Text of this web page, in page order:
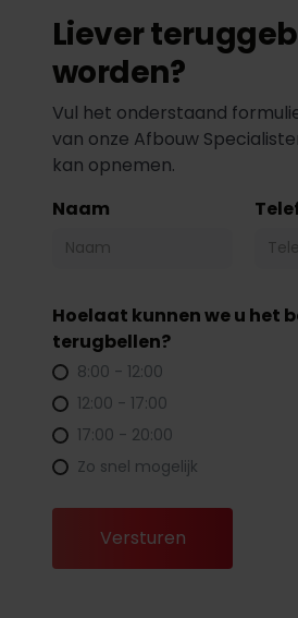
Liever
worden?
Vul het onderstaand
van onze Afbouw
kan opnemen.
Naam
Hoelaat kunnen we u het
terugbellen?
8:00 - 12:00
12:00 - 17:00
17:00 - 20:00
Zo snel mogelijk